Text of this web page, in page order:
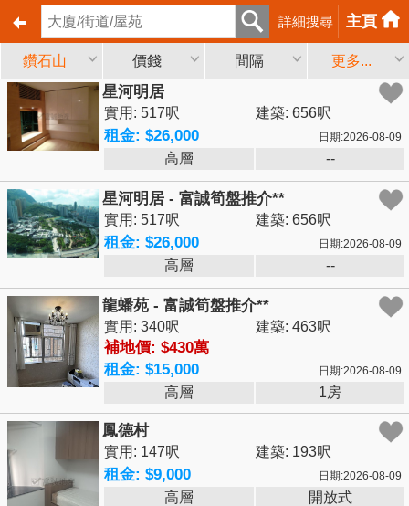
詳細搜尋 主頁
鑽石山 價錢 間隔 更多...
星河明居
實用: 517呎 建築: 656呎
租金: $26,000 日期:2026-08-09
高層 --
星河明居 - 富誠筍盤推介**
實用: 517呎 建築: 656呎
租金: $26,000 日期:2026-08-09
高層 --
龍蟠苑 - 富誠筍盤推介**
實用: 340呎 建築: 463呎
補地價: $430萬
租金: $15,000
日期:2026-08-09
高層 1房
鳳德村
實用: 147呎 建築: 193呎
租金: $9,000 日期:2026-08-09
高層 開放式